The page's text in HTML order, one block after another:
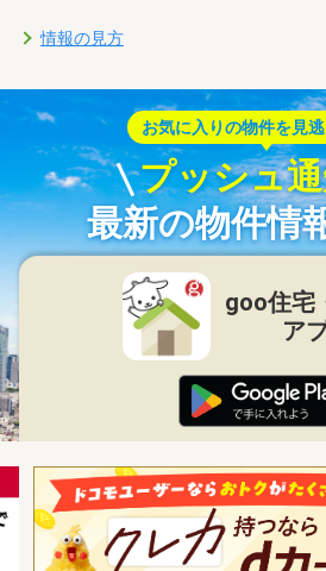
情報の見方
お気に入りの物件を見逃
プッシュ
最新の物件情
goo住宅
ア